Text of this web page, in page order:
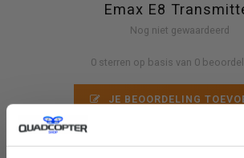
Emax E8
Nog niet gewaardeerd
0 sterren op basis van 0
JE BEOORDELING